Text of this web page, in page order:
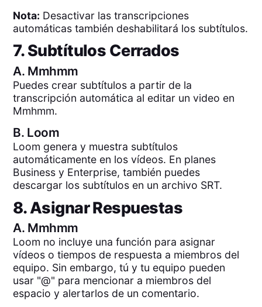
Nota: Desactivar las transcripciones
automáticas también deshabilitará los subtítulos.
7. Subtítulos Cerrados
A. Mmhmm
Puedes crear subtítulos a partir de la
transcripción automática al editar un video en
Mmhmm.
B. Loom
Loom genera y muestra subtítulos
automáticamente en los vídeos. En planes
Business y Enterprise, también puedes
descargar los subtítulos en un archivo SRT.
8. Asignar Respuestas
A. Mmhmm
Loom no incluye una función para asignar
vídeos o tiempos de respuesta a miembros del
equipo. Sin embargo, tú y tu equipo pueden
usar "@" para mencionar a miembros del
espacio y alertarlos de un comentario.